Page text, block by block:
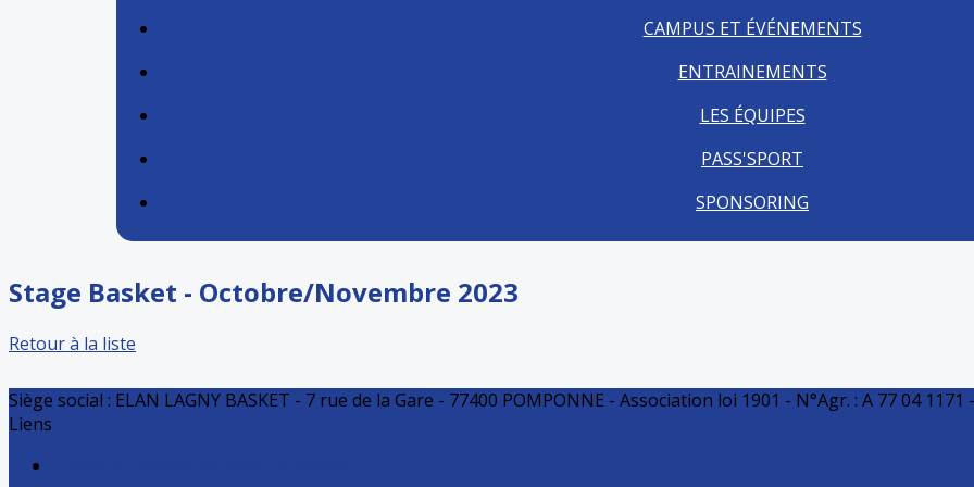
CAMPUS ET ÉVÉNEMENTS
ENTRAINEMENTS
LES ÉQUIPES
PASS'SPORT
SPONSORING
Stage Basket - Octobre/Novembre 2023
Retour à la liste
Siège social : ELAN LAGNY BASKET - 7 rue de la Gare - 77400 POMPONNE - Association loi 1901 - N°Agr. : A 77 04 1171
Liens